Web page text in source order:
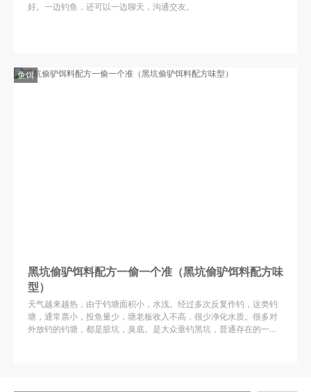
好。一边钓鱼，还可以一边聊天，沟通交友。
鱼饵
黑坑偷驴饵料配方一偷一个准（黑坑偷驴饵料配方味
型）
天气越来越热，由于钓塘面积小，水浅。经过多次反复作钓，这类钓
塘，通常票小，投鱼量少，塘老板收入不高，很少净化水质。 很多对
外放钓的钓塘，都是脏坑，臭底。是大众垂钓黑坑，普通存在的一种